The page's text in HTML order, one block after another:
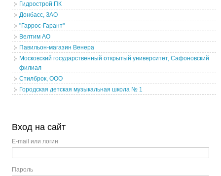
Гидрострой ПК
Донбасс, ЗАО
"Гаррос-Гарант"
Велтим АО
Павильон-магазин Венера
Московский государственный открытый университет, Сафоновский
филиал
Стилброк, ООО
Городская детская музыкальная школа № 1
Вход на сайт
E-mail или логин
Пароль